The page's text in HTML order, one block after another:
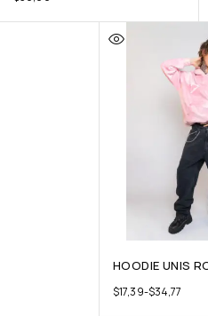
HOODIE UNIS
$17,39-$34,77